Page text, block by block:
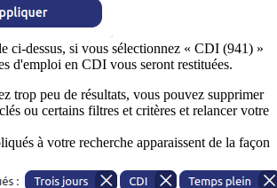
ci-dessus, si vous sélectionnez « CDI (941) »
d'emploi en CDI vous seront restituées.
trop peu de résultats, vous pouvez supprimer
ou certains filtres et critères et relancer votre
à votre recherche apparaissent de la façon